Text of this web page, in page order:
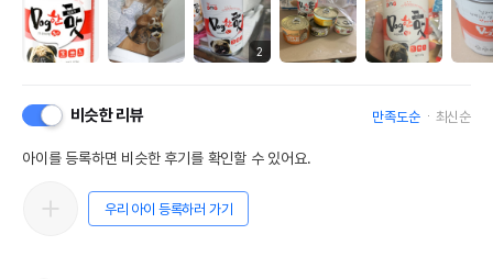
2
비슷한 리뷰 만족도순 최신순
아이를 등록하면 비슷한 후기를 확인할 수 있어요.
우리 아이 등록하러 가기